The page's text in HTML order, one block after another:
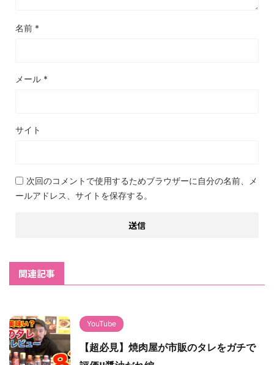
名前 *
メール *
サイト
次回のコメントで使用するためブラウザーに自分の名前、メ
ールアドレス、サイトを保存する。
関連記事
YouTube
【超必見】焼肉屋が市販のタレをガチで